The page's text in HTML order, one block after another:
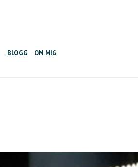
BLOGG OM MIG